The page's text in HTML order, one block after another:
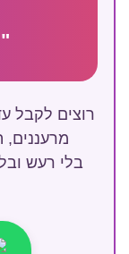
רוצים לקבל
מרעננים,
בלי רעש